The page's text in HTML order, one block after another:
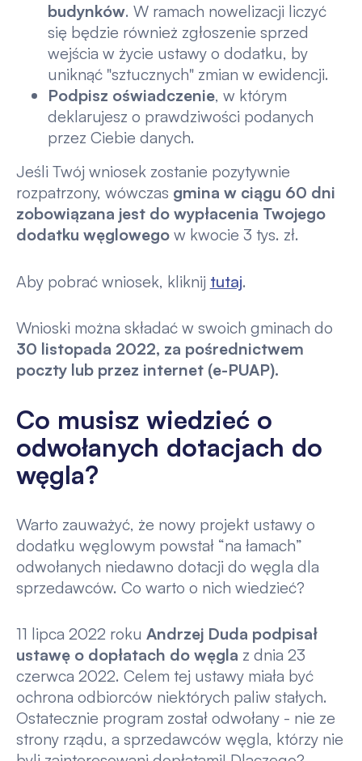
budynków. W ramach nowelizacji liczyć
się będzie również zgłoszenie sprzed
wejścia w życie ustawy o dodatku, by
uniknąć "sztucznych" zmian w ewidencji.
Podpisz oświadczenie, w którym
deklarujesz o prawdziwości podanych
przez Ciebie danych.
Jeśli Twój wniosek zostanie pozytywnie
rozpatrzony, wówczas gmina w ciągu 60 dni
zobowiązana jest do wypłacenia Twojego
dodatku węglowegow kwocie 3 tys. zł.
Aby pobrać wniosek, kliknij tutaj.
Wnioski można składać w swoich gminach do
30 listopada 2022, za pośrednictwem
poczty lub przez internet (e-PUAP).
Co musisz wiedzieć o
odwołanych dotacjach do
węgla?
Warto zauważyć, że nowy projekt ustawy o
dodatku węglowym powstał “na łamach”
odwołanych niedawno dotacji do węgla dla
sprzedawców. Co warto o nich wiedzieć?
11 lipca 2022 roku Andrzej Duda podpisał
ustawę o dopłatach do węgla z dnia 23
czerwca 2022. Celem tej ustawy miała być
ochrona odbiorców niektórych paliw stałych.
Ostatecznie program został odwołany - nie ze
strony rządu, a sprzedawców węgla, którzy nie